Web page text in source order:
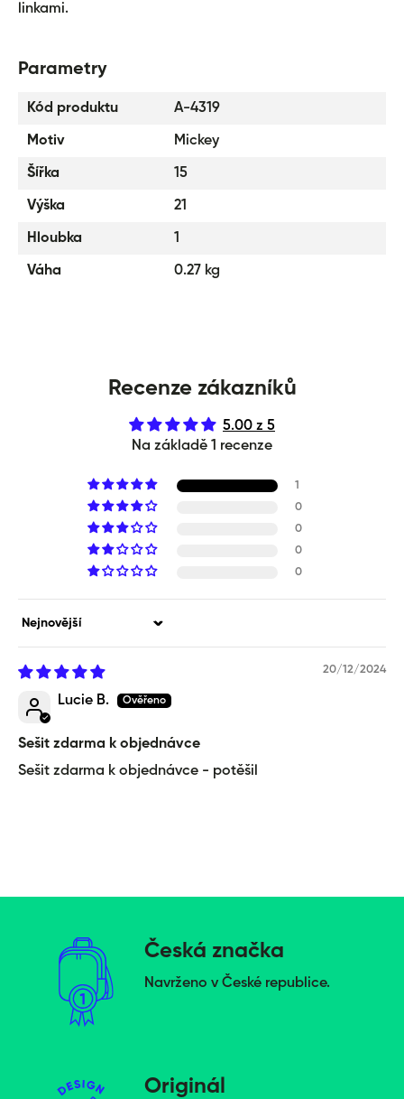
linkami.
Parametry
Kód produktu A-4319
Motiv Mickey
Šířka 15
Výška 21
Hloubka 1
Váha 0.27 kg
Recenze zákazníků
5.00 z 5
Na základě 1 recenze
1
0
0
0
0
Sort by
20/12/2024
Lucie B.
Sešit zdarma k objednávce
Sešit zdarma k objednávce - potěšil
Česká značka
Navrženo v České republice.
Originál